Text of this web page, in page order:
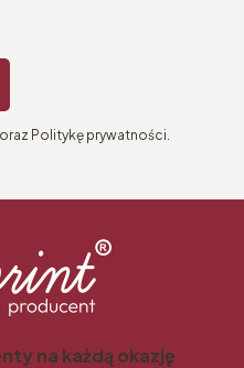
Politykę prywatności.
na każdą okazję